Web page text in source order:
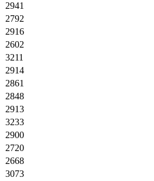
2941
2792
2916
2602
3211
2914
2861
2848
2913
3233
2900
2720
2668
3073